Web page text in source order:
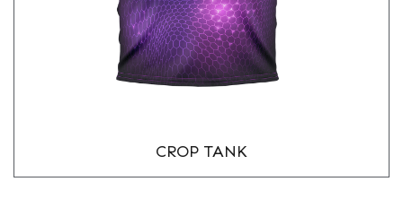
CROP TANK